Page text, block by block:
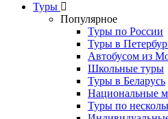
Туры
Популярное
Туры по России
Туры в
Автобусом из
Школьные туры
Туры в Беларусь
Национальные
Туры по